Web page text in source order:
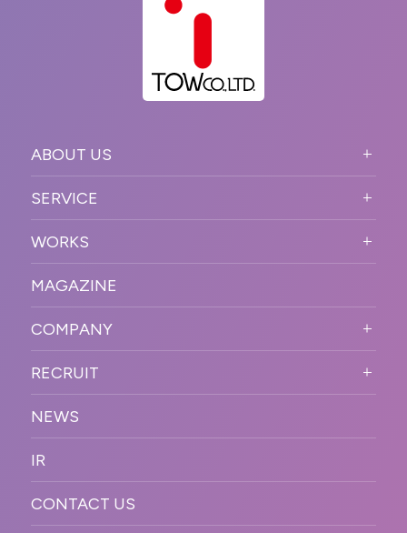
ABOUT US
PURPOSE
VISION
OUR DNA
SERVICE
STRONG POINT
BUSINESS DOMAIN
SOLUTION
WORKFLOW
WORKS
オンラインイベント
SNSプロモーション
プラットフォーム販
促
デジタル制作・映像
制作
PR
カンファレンス・展示会・アワ
ESPORTS・ゲームプロモーシ
MAGAZINE
COMPANY
COMPANY INFORMATION
MESSAGE
OFFICER
ACCESS
ORGANIZATION CHART
RECRUIT
新卒採用
キャリア採用
NEWS
IR
CONTACT US